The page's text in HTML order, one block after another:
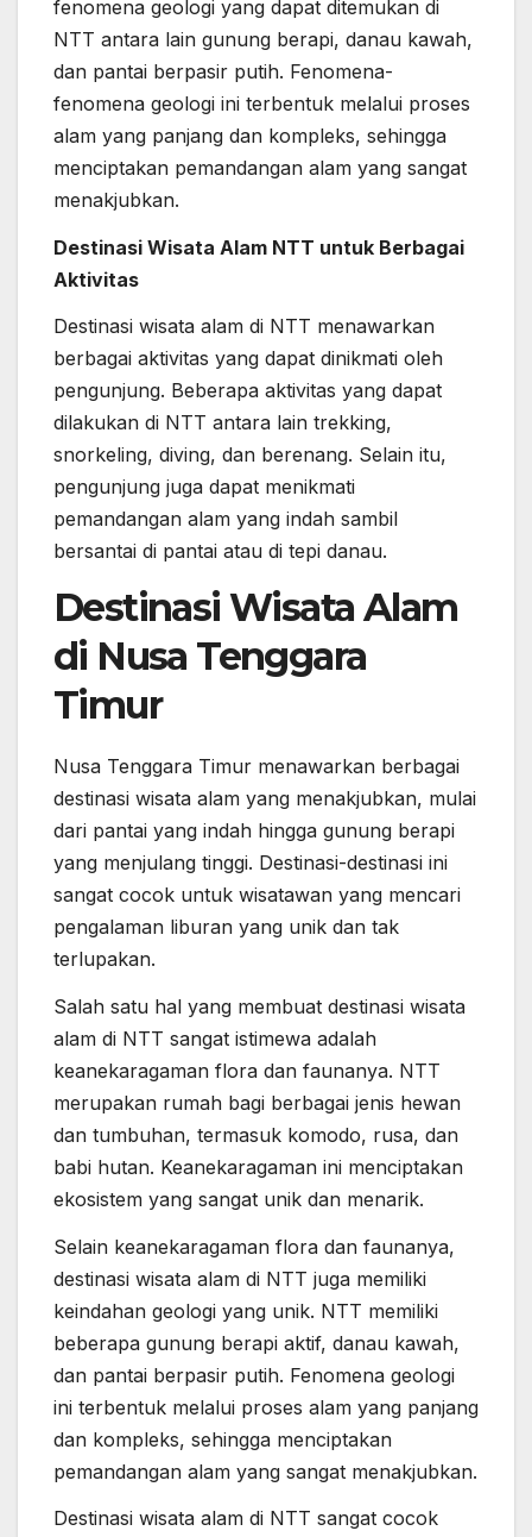
fenomena geologi yang dapat ditemukan di
NTT antara lain gunung berapi, danau kawah,
dan pantai berpasir putih. Fenomena-
fenomena geologi ini terbentuk melalui proses
alam yang panjang dan kompleks, sehingga
menciptakan pemandangan alam yang sangat
menakjubkan.
Destinasi Wisata Alam NTT untuk Berbagai
Aktivitas
Destinasi wisata alam di NTT menawarkan
berbagai aktivitas yang dapat dinikmati oleh
pengunjung. Beberapa aktivitas yang dapat
dilakukan di NTT antara lain trekking,
snorkeling, diving, dan berenang. Selain itu,
pengunjung juga dapat menikmati
pemandangan alam yang indah sambil
bersantai di pantai atau di tepi danau.
Destinasi Wisata Alam
di Nusa Tenggara
Timur
Nusa Tenggara Timur menawarkan berbagai
destinasi wisata alam yang menakjubkan, mulai
dari pantai yang indah hingga gunung berapi
yang menjulang tinggi. Destinasi-destinasi ini
sangat cocok untuk wisatawan yang mencari
pengalaman liburan yang unik dan tak
terlupakan.
Salah satu hal yang membuat destinasi wisata
alam di NTT sangat istimewa adalah
keanekaragaman flora dan faunanya. NTT
merupakan rumah bagi berbagai jenis hewan
dan tumbuhan, termasuk komodo, rusa, dan
babi hutan. Keanekaragaman ini menciptakan
ekosistem yang sangat unik dan menarik.
Selain keanekaragaman flora dan faunanya,
destinasi wisata alam di NTT juga memiliki
keindahan geologi yang unik. NTT memiliki
beberapa gunung berapi aktif, danau kawah,
dan pantai berpasir putih. Fenomena geologi
ini terbentuk melalui proses alam yang panjang
dan kompleks, sehingga menciptakan
pemandangan alam yang sangat menakjubkan.
Destinasi wisata alam di NTT sangat cocok